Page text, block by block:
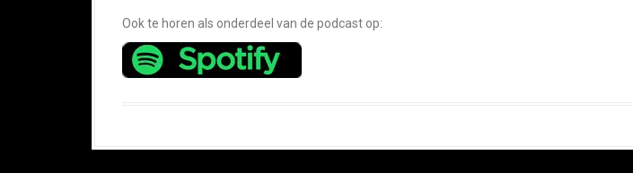
Ook te horen als onderdeel van de podcast op: